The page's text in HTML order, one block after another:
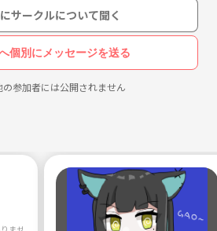
サークルについて聞く
個別にメッセージを送る
参加者には公開されません